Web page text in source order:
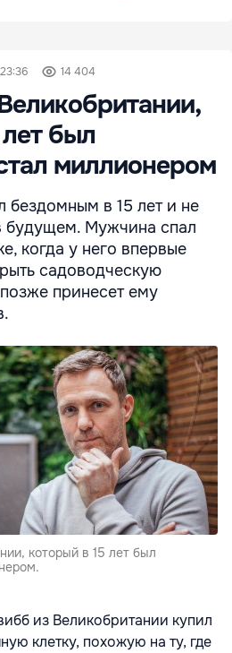
14 404
был
миллионером
бездомным в 15 лет и не
будущем. Мужчина спал
когда у него впервые
садоводческую
принесет ему
который в 15 лет был
из Великобритании купил
клетку, похожую на ту, где